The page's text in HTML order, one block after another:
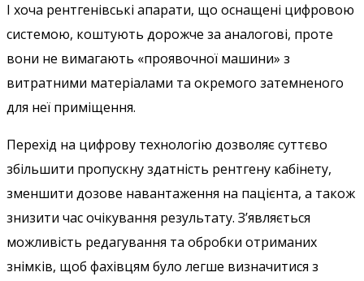
І хоча рентгенівські апарати, що оснащені цифровою
системою, коштують дорожче за аналогові, проте
вони не вимагають «проявочної машини» з
витратними матеріалами та окремого затемненого
для неї приміщення.
Перехід на цифрову технологію дозволяє суттєво
збільшити пропускну здатність рентгену кабінету,
зменшити дозове навантаження на пацієнта, а також
знизити час очікування результату. З’являється
можливість редагування та обробки отриманих
знімків, щоб фахівцям було легше визначитися з